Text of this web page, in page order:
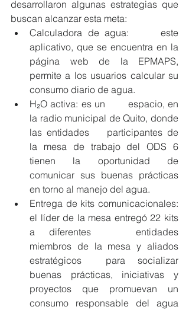
desarrollaron algunas estrategias que
buscan alcanzar esta meta:
Calculadora de agua: 	este
aplicativo, que se encuentra en la
página web de la EPMAPS,
permite a los usuarios calcular su
consumo diario de agua.
H₂O activa: es un 	espacio, en
la radio municipal de Quito, donde
las entidades 	participantes de
la mesa de trabajo del ODS 6
tienen la oportunidad de
comunicar sus buenas prácticas
en torno al manejo del agua.
Entrega de kits comunicacionales:
el líder de la mesa entregó 22 kits
a diferentes 	entidades
miembros de la mesa y aliados
estratégicos  para socializar
buenas prácticas, iniciativas y
proyectos que promuevan un
consumo responsable del agua